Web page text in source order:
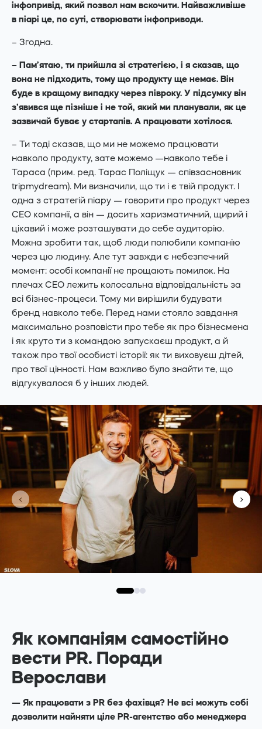
інфопривід, який позвол нам вскочити. Найважливіше
в піарі це, по суті, створювати інфоприводи.
– Згодна.
– Пам’ятаю, ти прийшла зі стратегією, і я сказав, що
вона не підходить, тому що продукту ще немає. Він
буде в кращому випадку через півроку. У підсумку він
з’явився ще пізніше і не той, який ми планували, як це
зазвичай буває у стартапів. А працювати хотілося.
– Ти тоді сказав, що ми не можемо працювати
навколо продукту, зате можемо —навколо тебе і
Тараса (прим. ред. Тарас Поліщук — співзасновник
tripmydream). Ми визначили, що ти і є твій продукт. І
одна з стратегій піару — говорити про продукт через
CEO компанії, а він — досить харизматичний, щирий і
цікавий і може розташувати до себе аудиторію.
Можна зробити так, щоб люди полюбили компанію
через цю людину. Але тут завжди є небезпечний
момент: особі компанії не прощають помилок. На
плечах CEO лежить колосальна відповідальність за
всі бізнес-процеси. Тому ми вирішили будувати
бренд навколо тебе. Перед нами стояло завдання
максимально розповісти про тебе як про бізнесмена
і як круто ти з командою запускаєш продукт, а й
також про твої особисті історії: як ти виховуєш дітей,
про твої цінності. Нам важливо було знайти те, що
відгукувалося б у інших людей.
Як компаніям самостійно
вести PR. Поради
Верослави
— Як працювати з PR без фахівця? Не всі можуть собі
дозволити найняти ціле PR-агентство або менеджера